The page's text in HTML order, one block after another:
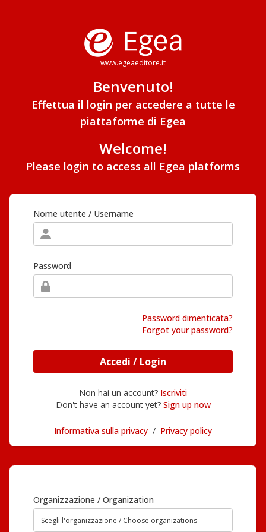
www.egeaeditore.it
Benvenuto!
Effettua il login per accedere a tutte le
piattaforme di Egea
Welcome!
Please login to access all Egea platforms
Nome utente / Username
Password
Password dimenticata?
Forgot your password?
Accedi / Login
Non hai un account? Iscriviti
Don't have an account yet? Sign up now
Informativa sulla privacy / Privacy policy
Organizzazione / Organization